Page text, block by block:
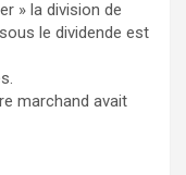
» la division de
le dividende est
marchand avait